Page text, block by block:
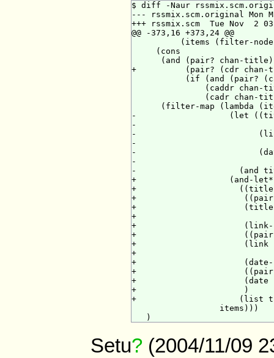
$ diff -Naur
--- rssmix.scm.original Mon
+++ rssmix.scm  Tue Nov  2
@@ -373,16 +373,24 @@
(items (filter-
     (cons
      (and (pair? chan-title)
+          (pair? (cdr
(if (and (pair?
(caddr chan-
(cadr chan-
(filter-map (lambda
-                   (let ((title
-
-                         (link
-
-                         (date
-
-                     (and
+                   (and-let*
+                     ((title-
+                      ((pair?
+                      (title
+
+                      (link-
+                      ((pair?
+                      (link
+
+                      (date-
+                      ((pair?
+                      (date
+                      )
+                     (list
                  items)))
Setu? (2004/11/09